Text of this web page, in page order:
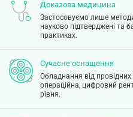
Доказова медицина
Застосовуємо лише
науково підтверджені та
практиках.
Сучасне оснащення
Обладнання від провідних
операційна, цифровий
рівня.